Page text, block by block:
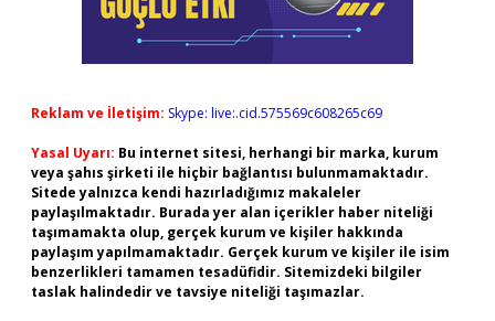
Reklam ve İletişim: Skype: live:.cid.575569c608265c69
Yasal Uyarı: Bu internet sitesi, herhangi bir marka, kurum
veya şahıs şirketi ile hiçbir bağlantısı bulunmamaktadır.
Sitede yalnızca kendi hazırladığımız makaleler
paylaşılmaktadır. Burada yer alan içerikler haber niteliği
taşımamakta olup, gerçek kurum ve kişiler hakkında
paylaşım yapılmamaktadır. Gerçek kurum ve kişiler ile isim
benzerlikleri tamamen tesadüfidir. Sitemizdeki bilgiler
taslak halindedir ve tavsiye niteliği taşımazlar.